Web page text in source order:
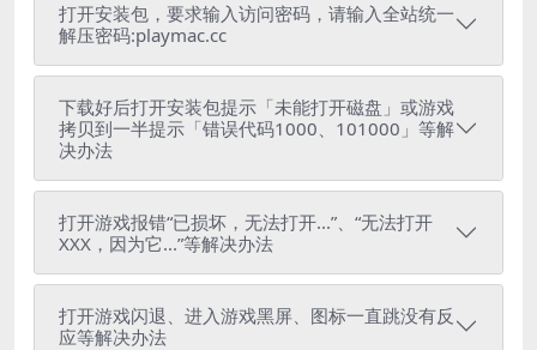
打开安装包，要求输入访问密码，请输入全站统一
解压密码:playmac.cc
下载好后打开安装包提示「未能打开磁盘」或游戏
拷贝到一半提示「错误代码1000、101000」等解
决办法
打开游戏报错“已损坏，无法打开...”、“无法打开
XXX，因为它...”等解决办法
打开游戏闪退、进入游戏黑屏、图标一直跳没有反
应等解决办法